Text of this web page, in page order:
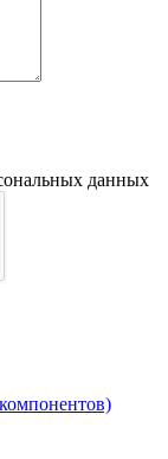
данных